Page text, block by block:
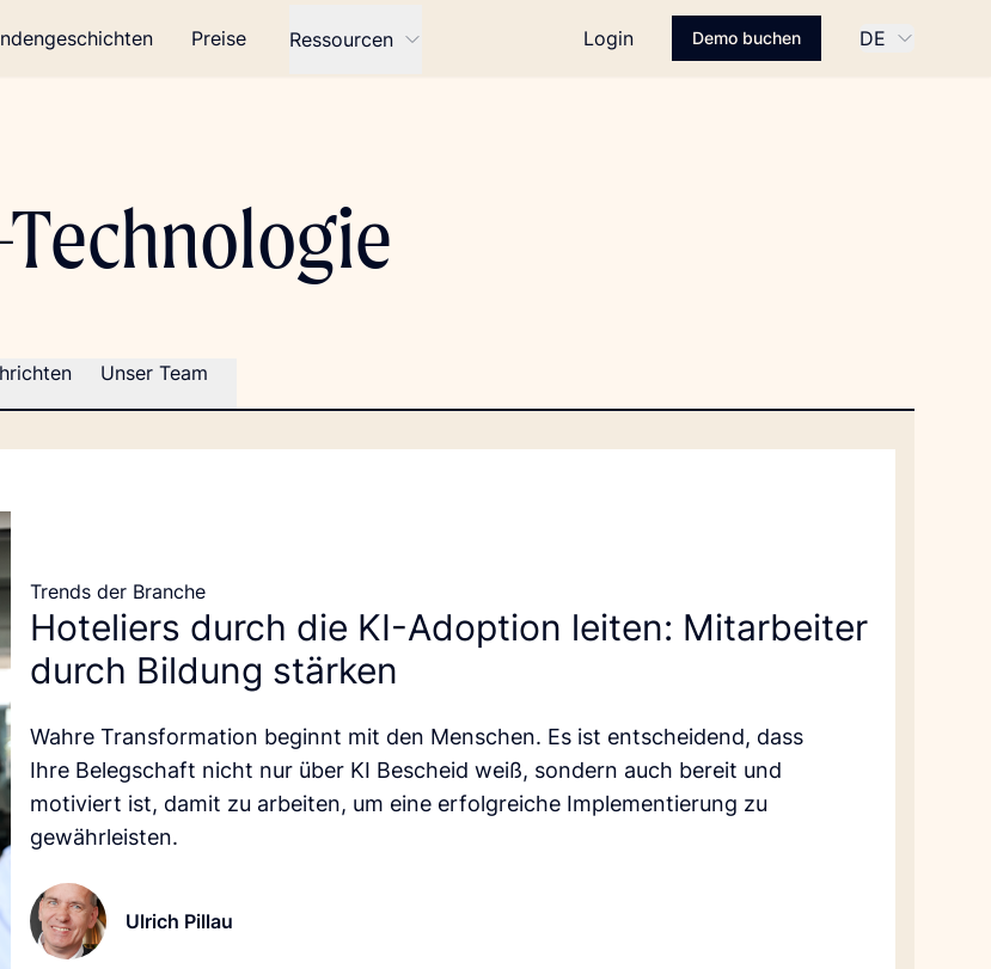
Preise Ressourcen Login Demo buchen DE
Unser Team
Trends der Branche
Hoteliers durch die KI-Adoption leiten: Mitarbeiter
durch Bildung stärken
Wahre Transformation beginnt mit den Menschen. Es ist entscheidend, dass
Ihre Belegschaft nicht nur über KI Bescheid weiß, sondern auch bereit und
motiviert ist, damit zu arbeiten, um eine erfolgreiche Implementierung zu
gewährleisten.
Ulrich Pillau